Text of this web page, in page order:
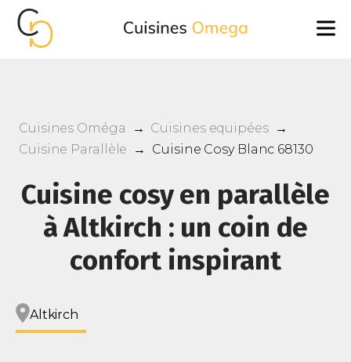
Cuisines Oméga → Cuisines equipées →
Cuisine Parallèle
→ Cuisine Cosy Blanc 68130
Cuisine cosy en parallèle
à Altkirch : un coin de
confort inspirant
Altkirch